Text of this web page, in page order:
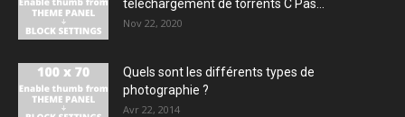
téléchargement de torrents C Pas...
Nov 22, 2020
Quels sont les différents types de
photographie ?
Avr 22, 2014